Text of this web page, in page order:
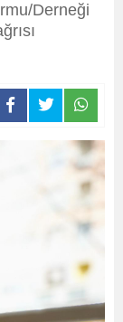
Derneği